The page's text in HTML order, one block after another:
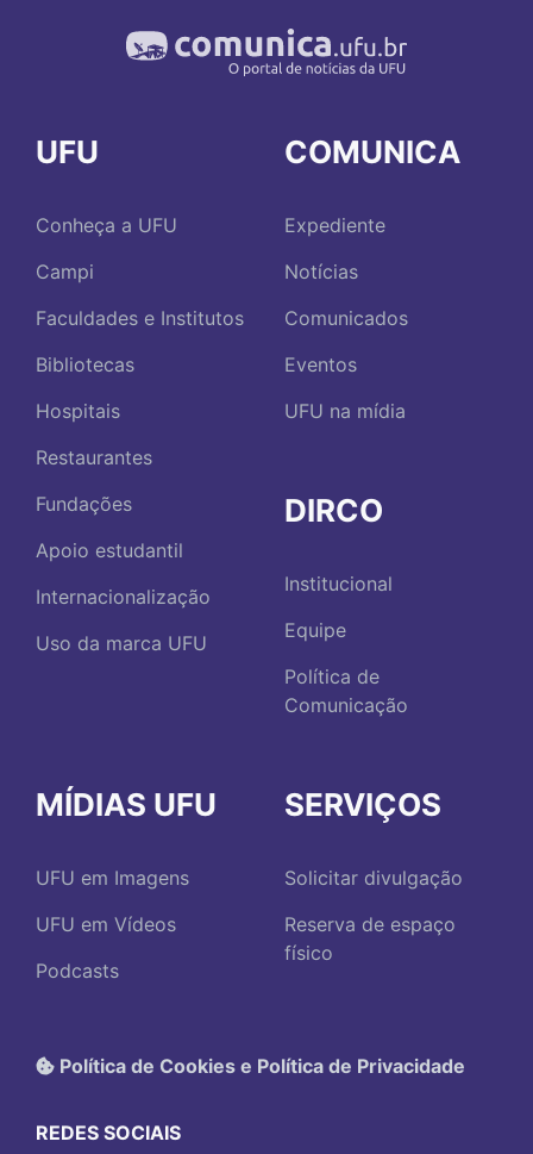
UFU
Conheça a UFU
Campi
Faculdades e Institutos
Bibliotecas
Hospitais
Restaurantes
Fundações
Apoio estudantil
Internacionalização
Uso da marca UFU
COMUNICA
Expediente
Notícias
Comunicados
Eventos
UFU na mídia
DIRCO
Institucional
Equipe
Política de
Comunicação
MÍDIAS UFU
UFU em Imagens
UFU em Vídeos
Podcasts
SERVIÇOS
Solicitar divulgação
Reserva de espaço
físico
Política de Cookies e Política de Privacidade
REDES SOCIAIS